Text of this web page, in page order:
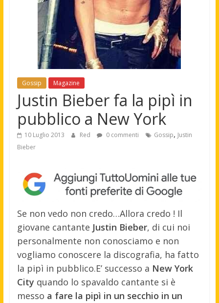
Gossip Magazine
Justin Bieber fa la pipì in
pubblico a New York
10 Luglio 2013 Red 0 commenti Gossip, Justin
Bieber
Se non vedo non credo…Allora credo ! Il
giovane cantante Justin Bieber, di cui noi
personalmente non conosciamo e non
vogliamo conoscere la discografia, ha fatto
la pipì in pubblico.E’ successo a New York
City quando lo spavaldo cantante si è
messo a fare la pipì in un secchio in un